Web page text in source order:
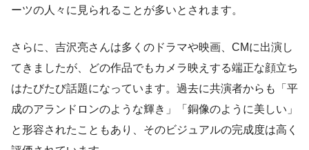
ーツの人々に見られることが多いとされます。
さらに、吉沢亮さんは多くのドラマや映画、CMに出演し
てきましたが、どの作品でもカメラ映えする端正な顔立ち
はたびたび話題になっています。過去に共演者からも「平
成のアランドロンのような輝き」「銅像のように美しい」
と形容されたこともあり、そのビジュアルの完成度は高く